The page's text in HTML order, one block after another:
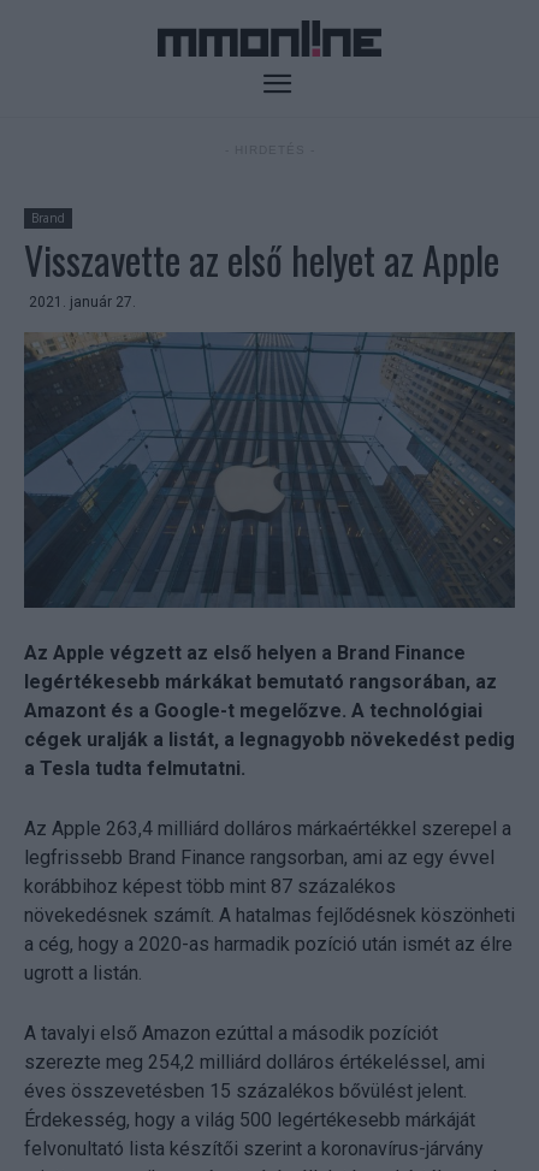
Brand
Visszavette az első helyet az Apple
2021. január 27.
Az Apple végzett az első helyen a Brand Finance
legértékesebb márkákat bemutató rangsorában, az
Amazont és a Google-t megelőzve. A technológiai
cégek uralják a listát, a legnagyobb növekedést pedig
a Tesla tudta felmutatni.
Az Apple 263,4 milliárd dolláros márkaértékkel szerepel a
legfrissebb Brand Finance rangsorban, ami az egy évvel
korábbihoz képest több mint 87 százalékos
növekedésnek számít. A hatalmas fejlődésnek köszönheti
a cég, hogy a 2020-as harmadik pozíció után ismét az élre
ugrott a listán.
A tavalyi első Amazon ezúttal a második pozíciót
szerezte meg 254,2 milliárd dolláros értékeléssel, ami
éves összevetésben 15 százalékos bővülést jelent.
Érdekesség, hogy a világ 500 legértékesebb márkáját
felvonultató lista készítői szerint a koronavírus-járvány